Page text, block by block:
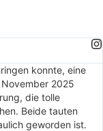
konnte, eine
2025
die tolle
Beide tauten
geworden ist.